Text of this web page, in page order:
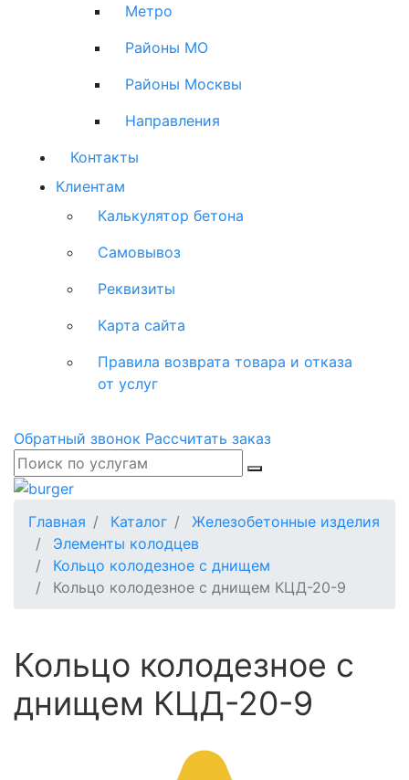
Метро
Районы МО
Районы Москвы
Направления
Контакты
Клиентам
Калькулятор бетона
Самовывоз
Реквизиты
Карта сайта
Правила возврата товара и отказа
от услуг
Обратный звонок Рассчитать заказ
Главная Каталог
Железобетонные изделия
Элементы колодцев
Кольцо колодезное с днищем
Кольцо колодезное с днищем КЦД-20-9
Кольцо колодезное с
днищем КЦД-20-9